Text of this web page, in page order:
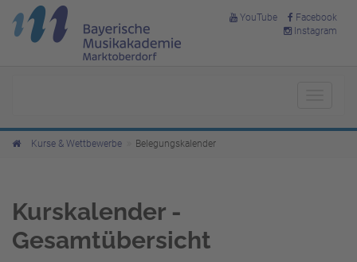
YouTube
Facebook
Instagram
Kurse & Wettbewerbe Belegungskalender
Kurskalender -
Gesamtübersicht